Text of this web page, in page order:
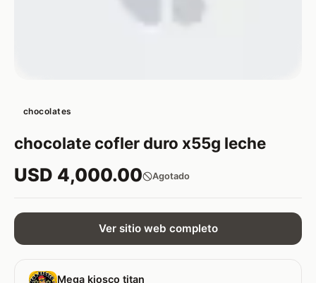
chocolates
chocolate cofler duro x55g leche
USD 4,000.00 Agotado
Ver sitio web completo
Mega kiosco titan